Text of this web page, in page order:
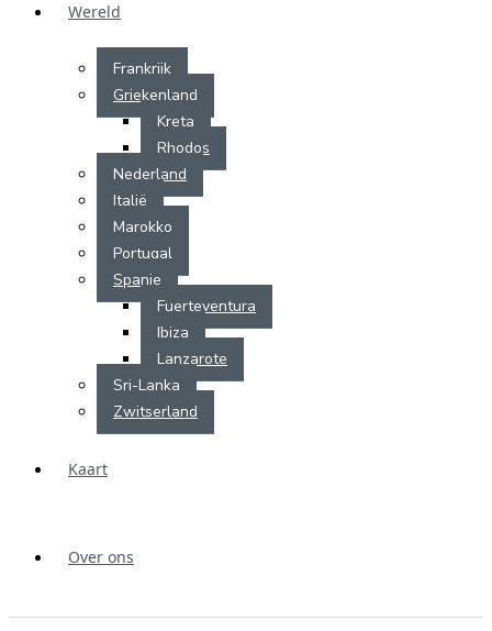
Wereld
Frankrijk
Griekenland
Kreta
Rhodos
Nederland
Italië
Marokko
Portugal
Spanje
Fuerteventura
Ibiza
Lanzarote
Sri-Lanka
Zwitserland
Kaart
Over ons